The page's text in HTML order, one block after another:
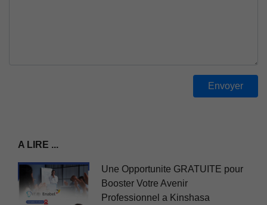
A LIRE ...
Une Opportunite GRATUITE pour
Booster Votre Avenir
Professionnel a Kinshasa